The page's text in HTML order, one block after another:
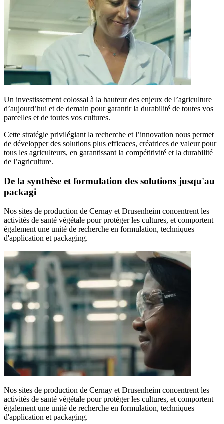
Un investissement colossal à la hauteur des enjeux de l’agriculture
d’aujourd’hui et de demain pour garantir la durabilité de toutes vos
parcelles et de toutes vos cultures.​
Cette stratégie privilégiant la recherche et l’innovation nous permet
de développer des solutions plus efficaces, créatrices de valeur pour
tous les agriculteurs, en garantissant la compétitivité et la durabilité
de l’agriculture.
De la synthèse et formulation des solutions jusqu'au
packagi
Nos sites de production de Cernay et Drusenheim concentrent les
activités de santé végétale pour protéger les cultures, et comportent
également une unité de recherche en formulation, techniques
d'application et packaging.​
Nos sites de production de Cernay et Drusenheim concentrent les
activités de santé végétale pour protéger les cultures, et comportent
également une unité de recherche en formulation, techniques
d'application et packaging.​